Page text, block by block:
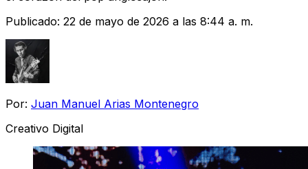
Publicado: 22 de mayo de 2026 a las 8:44 a. m.
Por: Juan Manuel Arias Montenegro
Creativo Digital